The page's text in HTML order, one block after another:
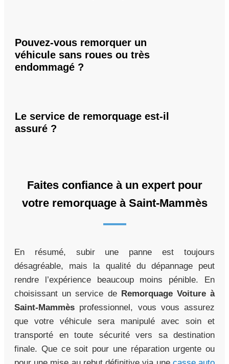
Pouvez-vous remorquer un
véhicule sans roues ou très
endommagé ?
Le service de remorquage est-il
assuré ?
Faites confiance à un expert pour
votre remorquage à Saint-Mammès
En résumé, subir une panne est toujours
désagréable, mais la qualité du dépannage peut
rendre l’expérience beaucoup moins pénible. En
choisissant un service de Remorquage Voiture à
Saint-Mammès professionnel, vous vous assurez
que votre véhicule sera manipulé avec soin et
transporté en toute sécurité vers sa destination
finale. Que ce soit pour une réparation urgente ou